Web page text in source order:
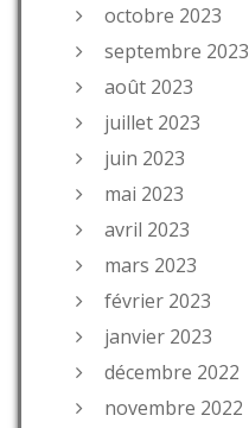
octobre 2023
septembre 2023
août 2023
juillet 2023
juin 2023
mai 2023
avril 2023
mars 2023
février 2023
janvier 2023
décembre 2022
novembre 2022